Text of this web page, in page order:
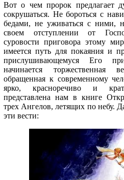
Вот о чем пророк предлагает
сокрушаться. Не бороться с
бедами, не уживаться с ними,
своем отступлении от
суровости приговора этому
имеется путь для покаяния и
прислушивающемуся Его
начинается торжественная
обращенная к современному
ярко, красноречиво и
представлена нам в книге
трех Ангелов, летящих по небу.
эти вести: